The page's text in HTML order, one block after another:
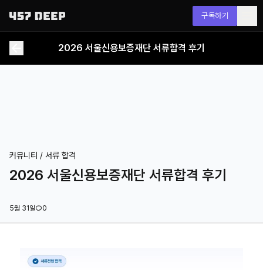
구독하기
2026 서울신용보증재단 서류합격 후기
커뮤니티 / 서류 합격
2026 서울신용보증재단 서류합격 후기
5월 31일 0